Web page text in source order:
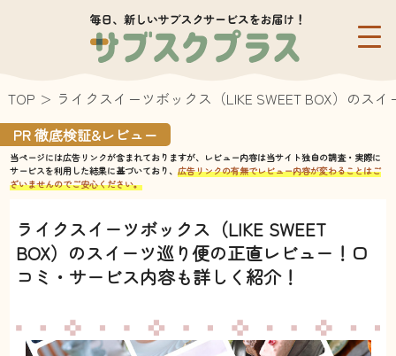
TOP
ライクスイーツボックス（LIKE SWEET BOX）のス
PR 徹底検証&レビュー
当ページには広告リンクが含まれておりますが、レビュー内容は当サイト独自の調査・実際に
サービスを利用した結果に基づいており、広告リンクの有無でレビュー内容が変わることはご
ざいませんのでご安心ください。
ライクスイーツボックス（LIKE SWEET
BOX）のスイーツ巡り便の正直レビュー！口
コミ・サービス内容も詳しく紹介！